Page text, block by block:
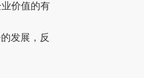
价值的有
发展，反